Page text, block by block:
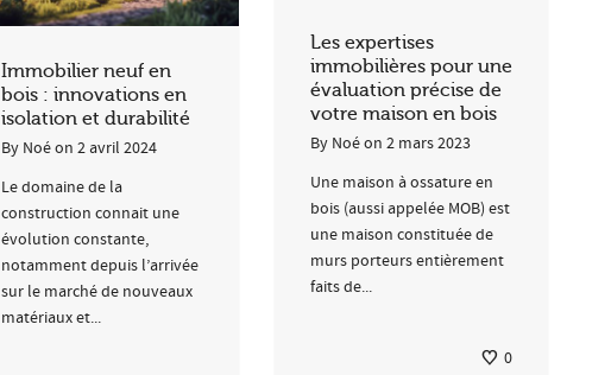
Immobilier neuf en
bois : innovations en
isolation et durabilité
By Noéon 2 avril 2024
Le domaine de la
construction connait une
évolution constante,
notamment depuis l’arrivée
sur le marché de nouveaux
matériaux et...
Les expertises
immobilières pour une
évaluation précise de
votre maison en bois
By Noéon 2 mars 2023
Une maison à ossature en
bois (aussi appelée MOB) est
une maison constituée de
murs porteurs entièrement
faits de...
0